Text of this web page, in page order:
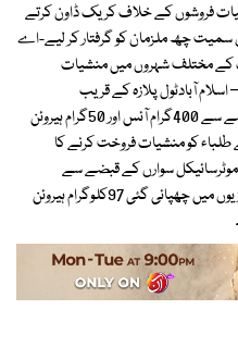
فروشوں کے خلاف کریک ڈاون کرتے
سمیت چھ ملزمان کو گرفتار کر لیے-اے
کے مختلف شہروں میں منشیات
آبادٹول پلازہ کے قریب
مسافرخاتون کوگرفتار کرتے ہوئے اس کے قبضے سے 400گرام آئس اور 50گرام ہیروئن
طلباء کو منشیات فروخت کرنے کا
اعتراف کیا ہے۔ریلوے روڑ پشاورکے قریب2موٹرسائیکل سوارں کے قبضے سے
8کلوآئس،ہزارگنجی ڈسٹرکٹ کوئٹہ میں جھاڑیوں میں چھپائی گئی 97کلوگرام ہیروئن